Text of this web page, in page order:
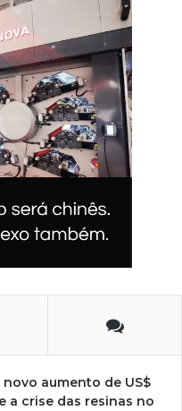
aumento de US$
a crise das resinas no